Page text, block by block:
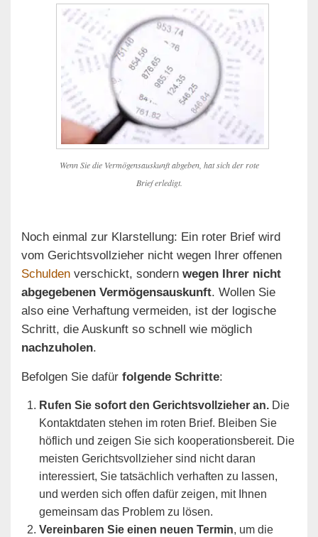
Wenn Sie die Vermögensauskunft abgeben, hat sich der rote
Brief erledigt.
Noch einmal zur Klarstellung: Ein roter Brief wird
vom Gerichtsvollzieher nicht wegen Ihrer offenen
Schulden verschickt, sondern wegen Ihrer nicht
abgegebenen Vermögensauskunft. Wollen Sie
also eine Verhaftung vermeiden, ist der logische
Schritt, die Auskunft so schnell wie möglich
nachzuholen.
Befolgen Sie dafür folgende Schritte:
Rufen Sie sofort den Gerichtsvollzieher an. Die
Kontaktdaten stehen im roten Brief. Bleiben Sie
höflich und zeigen Sie sich kooperationsbereit. Die
meisten Gerichtsvollzieher sind nicht daran
interessiert, Sie tatsächlich verhaften zu lassen,
und werden sich offen dafür zeigen, mit Ihnen
gemeinsam das Problem zu lösen.
Vereinbaren Sie einen neuen Termin, um die